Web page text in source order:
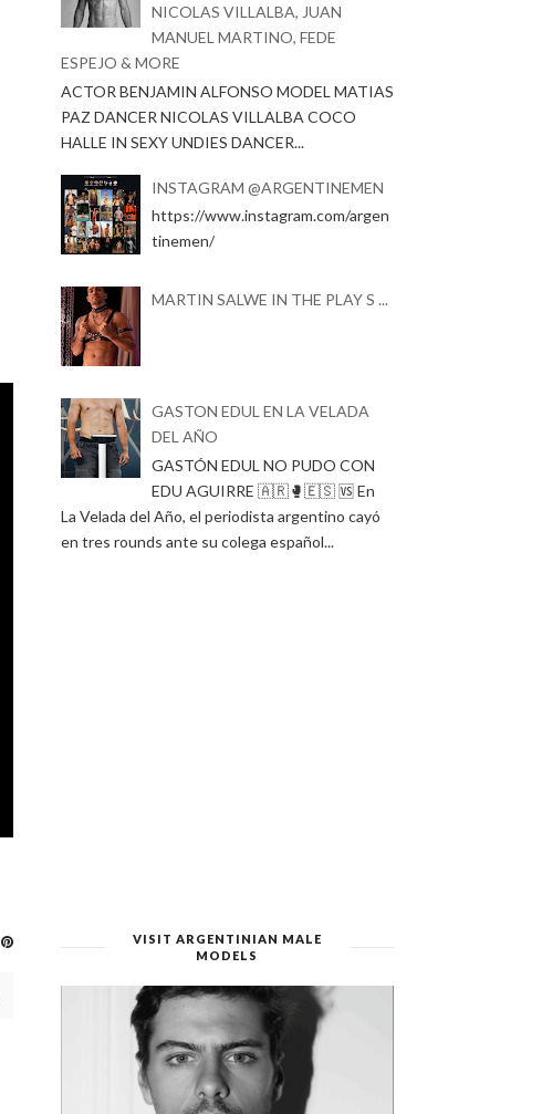
NICOLAS VILLALBA, JUAN
MANUEL MARTINO, FEDE
ESPEJO & MORE
ACTOR BENJAMIN ALFONSO MODEL MATIAS
PAZ DANCER NICOLAS VILLALBA COCO
HALLE IN SEXY UNDIES DANCER...
INSTAGRAM @ARGENTINEMEN
https://www.instagram.com/argen
tinemen/
MARTIN SALWE IN THE PLAY S ...
GASTON EDUL EN LA VELADA
DEL AÑO
GASTÓN EDUL NO PUDO CON
EDU AGUIRRE 🇦🇷🥊🇪🇸 🆚 En
La Velada del Año, el periodista argentino cayó
en tres rounds ante su colega español...
VISIT ARGENTINIAN MALE
MODELS